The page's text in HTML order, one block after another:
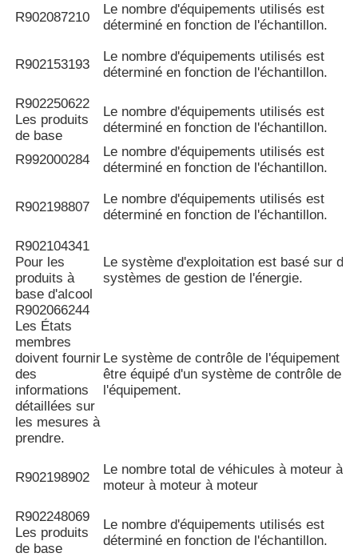
R902087210
Le nombre d'équipements utilisés est
déterminé en fonction de l'échantillon.
R902153193
Le nombre d'équipements utilisés est
déterminé en fonction de l'échantillon.
R902250622
Les produits
de base
Le nombre d'équipements utilisés est
déterminé en fonction de l'échantillon.
R992000284
Le nombre d'équipements utilisés est
déterminé en fonction de l'échantillon.
R902198807
Le nombre d'équipements utilisés est
déterminé en fonction de l'échantillon.
R902104341
Pour les
produits à
base d'alcool
Le système d'exploitation est basé sur des
systèmes de gestion de l'énergie.
R902066244
Les États
membres
doivent fournir
des
informations
détaillées sur
les mesures à
prendre.
Le système de contrôle de l'équipement
être équipé d'un système de contrôle de
l'équipement.
R902198902
Le nombre total de véhicules à moteur à
moteur à moteur à moteur
R902248069
Les produits
de base
Le nombre d'équipements utilisés est
déterminé en fonction de l'échantillon.